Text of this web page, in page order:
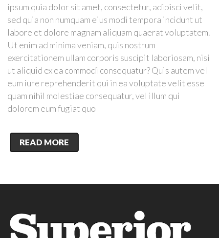
ipsum quia dolor sit amet, consectetur, adipisci velit,
sed quia non numquam eius modi tempora incidunt ut
labore et dolore magnam aliquam quaerat voluptatem.
Ut enim ad minima veniam, quis nostrum
exercitationem ullam corporis suscipit laboriosam, nisi
ut aliquid ex ea commodi consequatur? Quis autem vel
eum iure reprehenderit qui in ea voluptate velit esse
quam nihil molestiae consequatur, vel illum qui
dolorem eum fugiat quo
READ MORE